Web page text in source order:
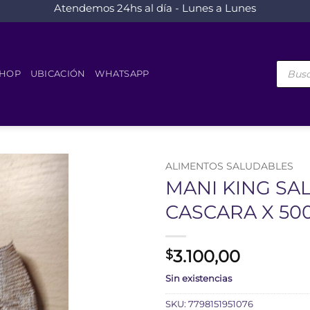
Atendemos 24hs al día - Lunes a Lunes
UBICACIÓN WHATSAPP
ALIMENTOS SALUDABLES
MANI KING
CASCARA X
$3.100,00
Sin existencias
SKU: 7798151951076